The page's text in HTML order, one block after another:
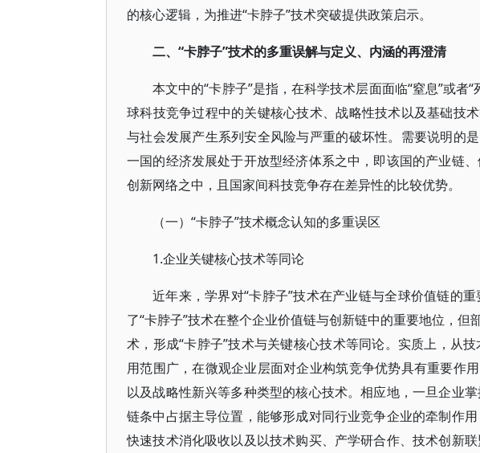
的核心逻辑，为推进“卡脖子”技术突破提供政策启示。
二、“卡脖子”技术的多重误解与定义、内涵的再澄清
本文中的“卡脖子”是指，在科学技术层面面临“窒息”或者
球科技竞争过程中的关键核心技术、战略性技术以及基础技
与社会发展产生系列安全风险与严重的破坏性。需要说明的
一国的经济发展处于开放型经济体系之中，即该国的产业链
创新网络之中，且国家间科技竞争存在差异性的比较优势。
（一）“卡脖子”技术概念认知的多重误区
1.企业关键核心技术等同论
近年来，学界对“卡脖子”技术在产业链与全球价值链的
了“卡脖子”技术在整个企业价值链与创新链中的重要地位，但
术，形成“卡脖子”技术与关键核心技术等同论。实质上，从
用范围广，在微观企业层面对企业构筑竞争优势具有重要作
以及战略性新兴等多种类型的核心技术。相应地，一旦企业
链条中占据主导位置，能够形成对同行业竞争企业的牵制作
快速技术消化吸收以及以技术购买、产学研合作、技术创新